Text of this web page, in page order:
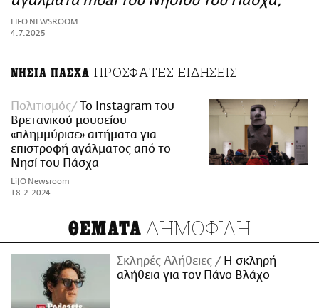
ΑΜΠΑ
PRINT
LIFO NEWSROOM
4.7.2025
ΝΗΣΙΑ ΠΑΣΧΑ ΠΡΟΣΦΑΤΕΣ ΕΙΔΗΣΕΙΣ
Πολιτισμός
Το Instagram του
Βρετανικού μουσείου
«πλημμύρισε» αιτήματα για
επιστροφή αγάλματος από το
Νησί του Πάσχα
LifO Newsroom
18.2.2024
ΘΕΜΑΤΑ ΔΗΜΟΦΙΛΗ
Σκληρές Αλήθειες
H σκληρή
αλήθεια για τον Πάνο Βλάχο